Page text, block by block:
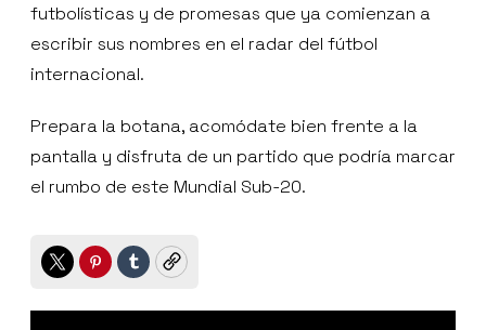
futbolísticas y de promesas que ya comienzan a
escribir sus nombres en el radar del fútbol
internacional.
Prepara la botana, acomódate bien frente a la
pantalla y disfruta de un partido que podría marcar
el rumbo de este Mundial Sub-20.
TwitterPinterest
TumblrCopy